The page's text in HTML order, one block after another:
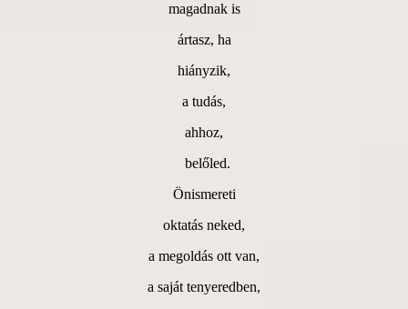
magadnak is
ártasz, ha
hiányzik,
a tudás,
ahhoz,
belőled.
Önismereti
oktatás neked,
a megoldás ott van,
a saját tenyeredben,